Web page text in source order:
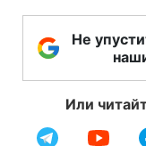
Не
Или